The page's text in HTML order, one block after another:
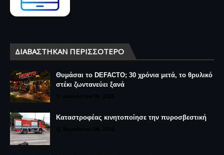
ΔΙΑΒΆΣΤΗΚΑΝ ΠΕΡΙΣΣΌΤΕΡΟ
Θυμάσαι το DEFACTO; 30 χρόνια μετά, το θρυλικό
στέκι ζωντανεύει ξανά
Καταστροφέας κινητοποίησε την πυροσβεστική